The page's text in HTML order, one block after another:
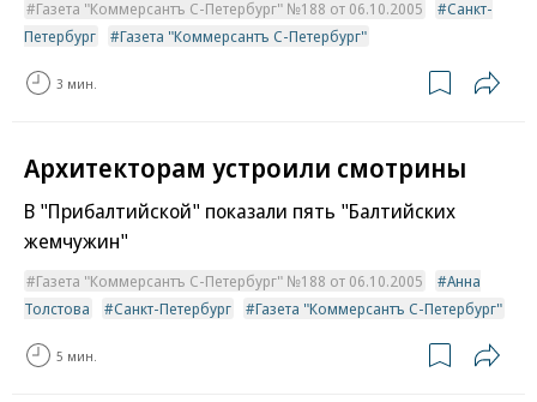
Газета "Коммерсантъ С-Петербург" №188 от 06.10.2005
Санкт-
Петербург
Газета "Коммерсантъ С-Петербург"
3 мин.
Архитекторам устроили смотрины
В "Прибалтийской" показали пять "Балтийских
жемчужин"
Газета "Коммерсантъ С-Петербург" №188 от 06.10.2005
Анна
Толстова
Санкт-Петербург Газета "Коммерсантъ С-Петербург"
5 мин.